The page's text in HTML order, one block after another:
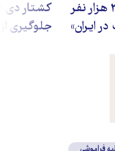
تایم: «احتمال کشته‌شدن تا ۳۰ هزار نفر
ایران»
جلوگیری